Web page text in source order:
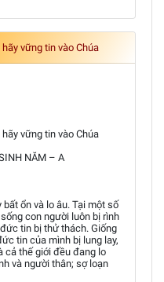
vững tin vào Chúa
vững tin vào Chúa
NĂM – A
ổn và lo âu. Tại một số
con người luôn bị rình
tin bị thử thách. Giống
tin của mình bị lung lay,
cả thế giới đều đang lo
và người thân; sợ loạn